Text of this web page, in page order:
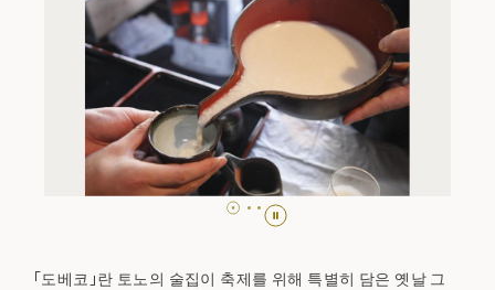
「도베코」란 토노의 술집이 축제를 위해 특별히 담은 옛날 그